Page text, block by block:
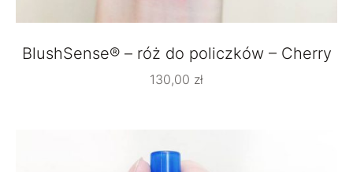
BlushSense® – róż do policzków – Cherry
130,00 zł